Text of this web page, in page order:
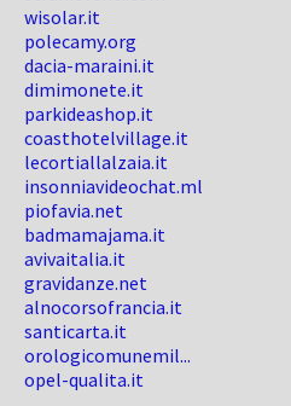
wisolar.it
polecamy.org
dacia-maraini.it
dimimonete.it
parkideashop.it
coasthotelvillage.it
lecortiallalzaia.it
insonniavideochat.ml
piofavia.net
badmamajama.it
avivaitalia.it
gravidanze.net
alnocorsofrancia.it
santicarta.it
orologicomunemil...
opel-qualita.it